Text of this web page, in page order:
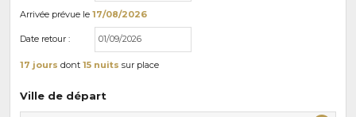
Arrivée prévue le 17/08/2026
Date retour :
17 jours dont 15 nuits sur place
Ville de départ